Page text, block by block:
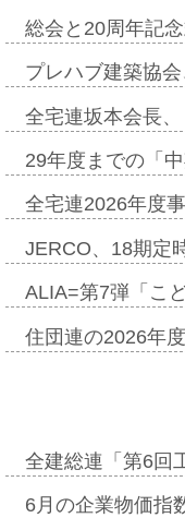
総会と20周年記
プレハブ建築協
全宅連坂本会長
29年度までの「
全宅連2026年度
JERCO、18期定
ALIA=第7弾「こ
住団連の2026年
全建総連「第6回
6月の企業物価指